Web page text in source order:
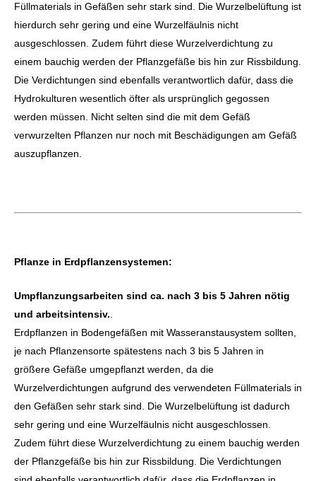
Füllmaterials in Gefäßen sehr stark sind. Die Wurzelbelüftung ist
hierdurch sehr gering und eine Wurzelfäulnis nicht
ausgeschlossen. Zudem führt diese Wurzelverdichtung zu
einem bauchig werden der Pflanzgefäße bis hin zur Rissbildung.
Die Verdichtungen sind ebenfalls verantwortlich dafür, dass die
Hydrokulturen wesentlich öfter als ursprünglich gegossen
werden müssen. Nicht selten sind die mit dem Gefäß
verwurzelten Pflanzen nur noch mit Beschädigungen am Gefäß
auszupflanzen.
Pflanze in Erdpflanzensystemen:
Umpflanzungsarbeiten sind ca. nach 3 bis 5 Jahren nötig
und arbeitsintensiv.
Erdpflanzen in Bodengefäßen mit Wasseranstausystem sollten,
je nach Pflanzensorte spätestens nach 3 bis 5 Jahren in
größere Gefäße umgepflanzt werden, da die
Wurzelverdichtungen aufgrund des verwendeten Füllmaterials in
den Gefäßen sehr stark sind. Die Wurzelbelüftung ist dadurch
sehr gering und eine Wurzelfäulnis nicht ausgeschlossen.
Zudem führt diese Wurzelverdichtung zu einem bauchig werden
der Pflanzgefäße bis hin zur Rissbildung. Die Verdichtungen